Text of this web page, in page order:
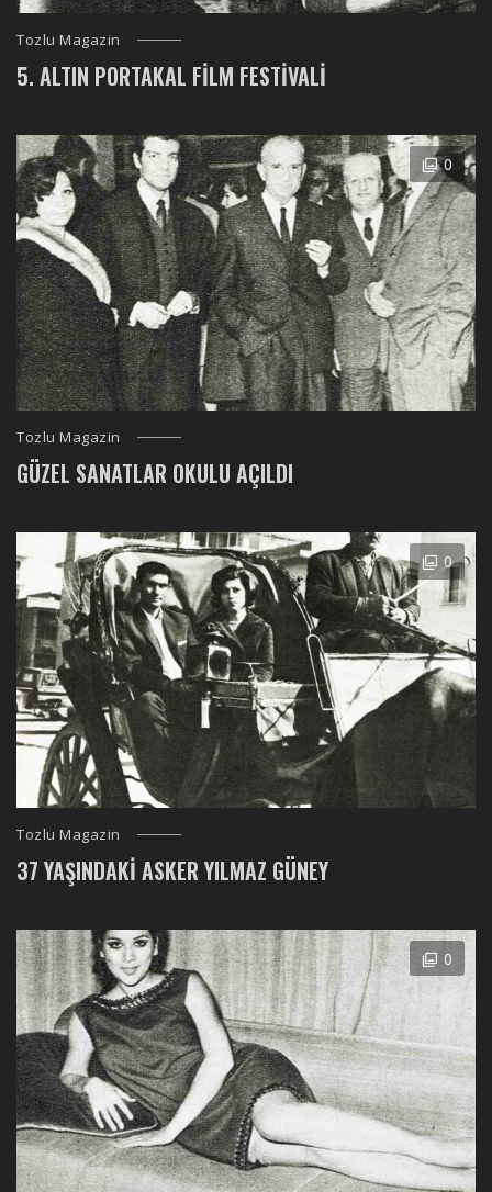
Tozlu Magazin
5. ALTIN PORTAKAL FILM FESTIVALI
0
Tozlu Magazin
GÜZEL SANATLAR OKULU AÇILDI
0
Tozlu Magazin
37 YAŞINDAKI ASKER YILMAZ GÜNEY
0